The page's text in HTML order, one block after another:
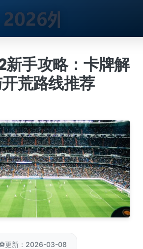
新手攻略：卡牌解
荒路线推荐
更新：2026-03-08